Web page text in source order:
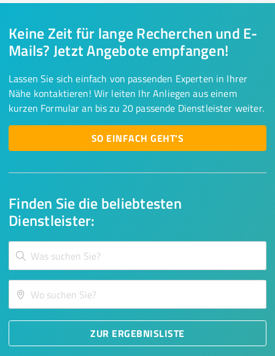
Finden Sie die beliebtesten
Dienstleister:
ZUR ERGEBNISLISTE
Keine Zeit für lange Recherchen und E-
Mails? Jetzt Angebote empfangen!
Lassen Sie sich einfach von passenden Experten in Ihrer
Nähe kontaktieren! Wir leiten Ihr Anliegen aus einem
kurzen Formular an bis zu 20 passende Dienstleister weiter.
SO EINFACH GEHT'S